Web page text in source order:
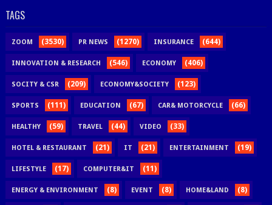
TAGS
ZOOM (3530) PR NEWS (1270) INSURANCE (644)
INNOVATION & RESEARCH (546) ECONOMY (406)
SOCITY & CSR (209) ECONOMY&SOCIETY (123)
SPORTS (111) EDUCATION (67) CAR& MOTORCYCLE (66)
HEALTHY (59) TRAVEL (44) VIDEO (33)
HOTEL & RESTAURANT (21) IT (21) ENTERTAINMENT (19)
LIFESTYLE (17) COMPUTER&IT (11)
ENERGY & ENVIRONMENT (8) EVENT (8) HOME&LAND (8)